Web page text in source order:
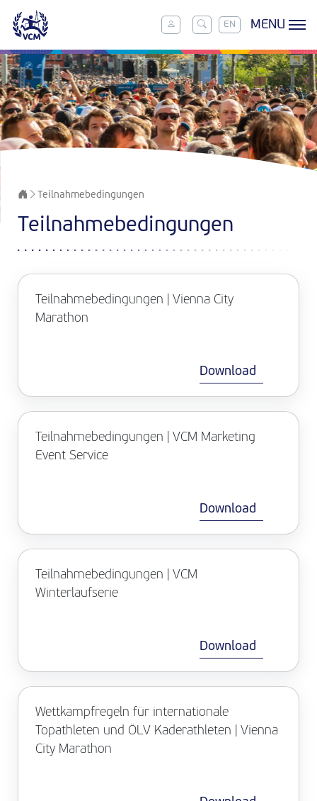
EN MENU
Teilnahmebedingungen
Teilnahmebedingungen
Teilnahmebedingungen | Vienna City
Marathon
Download
Teilnahmebedingungen | VCM Marketing
Event Service
Download
Teilnahmebedingungen | VCM
Winterlaufserie
Download
Wettkampfregeln für internationale
Topathleten und ÖLV Kaderathleten | Vienna
City Marathon